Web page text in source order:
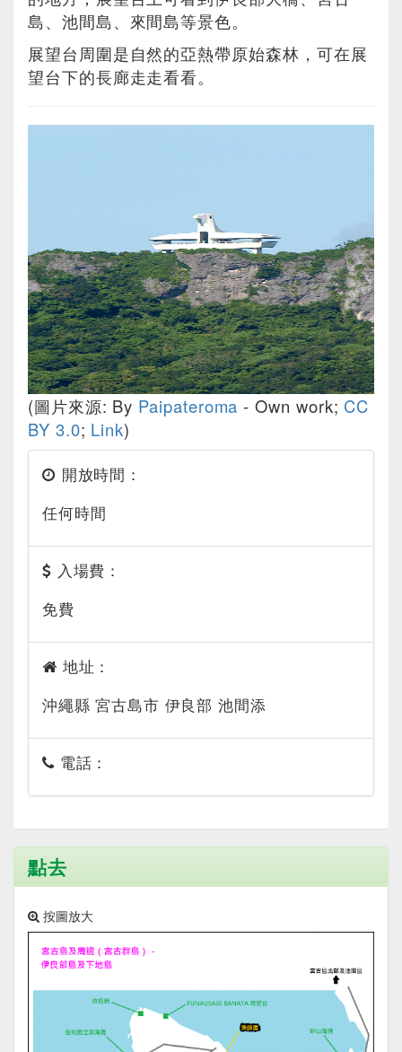
島、池間島、來間島等景色。
展望台周圍是自然的亞熱帶原始森林，可在展
望台下的長廊走走看看。
(圖片來源: By Paipateroma -Own work; CC
BY 3.0; Link)
開放時間：
任何時間
入場費：
免費
地址：
沖繩縣 宮古島市 伊良部 池間添
電話：
點去
按圖放大